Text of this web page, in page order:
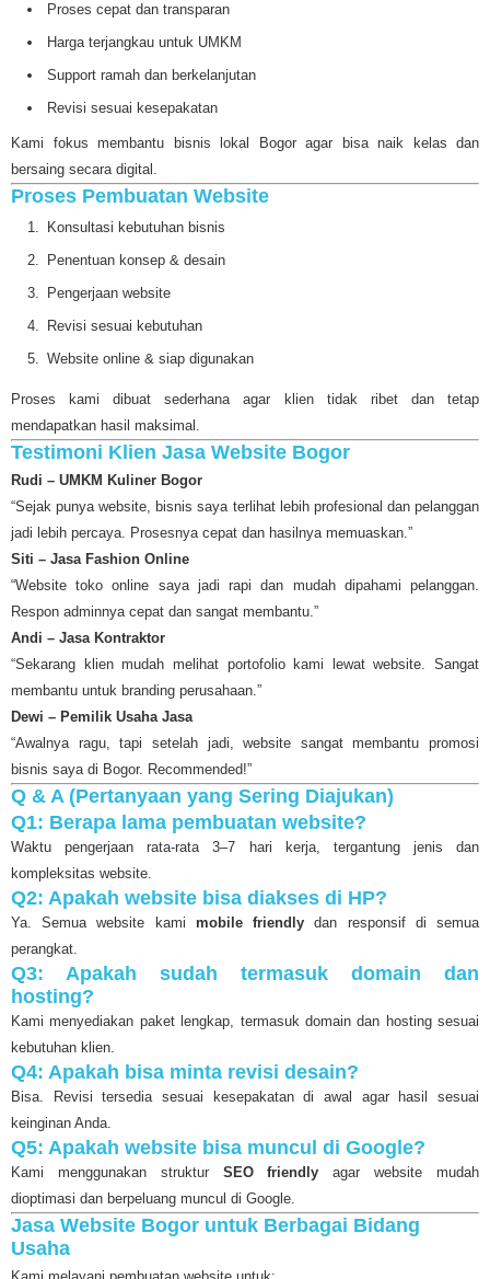
Proses cepat dan transparan
Harga terjangkau untuk UMKM
Support ramah dan berkelanjutan
Revisi sesuai kesepakatan
Kami fokus membantu bisnis lokal Bogor agar bisa naik kelas dan
bersaing secara digital.
Proses Pembuatan Website
Konsultasi kebutuhan bisnis
Penentuan konsep & desain
Pengerjaan website
Revisi sesuai kebutuhan
Website online & siap digunakan
Proses kami dibuat sederhana agar klien tidak ribet dan tetap
mendapatkan hasil maksimal.
Testimoni Klien Jasa Website Bogor
Rudi – UMKM Kuliner Bogor
“Sejak punya website, bisnis saya terlihat lebih profesional dan pelanggan
jadi lebih percaya. Prosesnya cepat dan hasilnya memuaskan.”
Siti – Jasa Fashion Online
“Website toko online saya jadi rapi dan mudah dipahami pelanggan.
Respon adminnya cepat dan sangat membantu.”
Andi – Jasa Kontraktor
“Sekarang klien mudah melihat portofolio kami lewat website. Sangat
membantu untuk branding perusahaan.”
Dewi – Pemilik Usaha Jasa
“Awalnya ragu, tapi setelah jadi, website sangat membantu promosi
bisnis saya di Bogor. Recommended!”
Q & A (Pertanyaan yang Sering Diajukan)
Q1: Berapa lama pembuatan website?
Waktu pengerjaan rata-rata 3–7 hari kerja, tergantung jenis dan
kompleksitas website.
Q2: Apakah website bisa diakses di HP?
Ya. Semua website kami mobile friendly dan responsif di semua
perangkat.
Q3: Apakah sudah termasuk domain dan
hosting?
Kami menyediakan paket lengkap, termasuk domain dan hosting sesuai
kebutuhan klien.
Q4: Apakah bisa minta revisi desain?
Bisa. Revisi tersedia sesuai kesepakatan di awal agar hasil sesuai
keinginan Anda.
Q5: Apakah website bisa muncul di Google?
Kami menggunakan struktur SEO friendly agar website mudah
dioptimasi dan berpeluang muncul di Google.
Jasa Website Bogor untuk Berbagai Bidang
Usaha